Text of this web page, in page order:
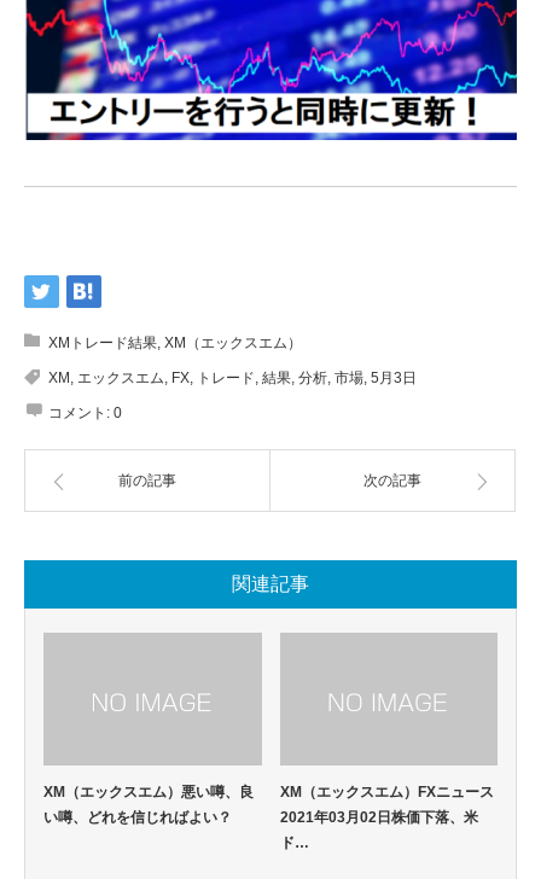
XMトレード結果 XM（エックスエム）
XM エックスエム FX トレード 結果 分析 市場 5月3日
コメント: 0
前の記事 次の記事
関連記事
XM（エックスエム）悪い噂、良
い噂、どれを信じればよい？
XM（エックスエム）FXニュース
2021年03月02日株価下落、米
ド…